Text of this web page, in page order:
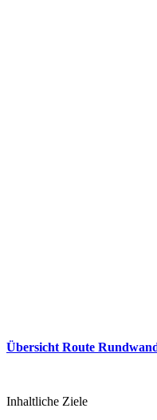
Übersicht Route
Inhaltliche Ziele